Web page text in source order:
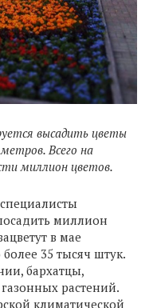
высадить цветы
Всего на
миллион цветов.
миллион
в мае
35 тысяч штук.
бархатцы,
растений.
климатической